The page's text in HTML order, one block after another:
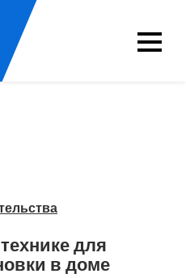
для
в доме